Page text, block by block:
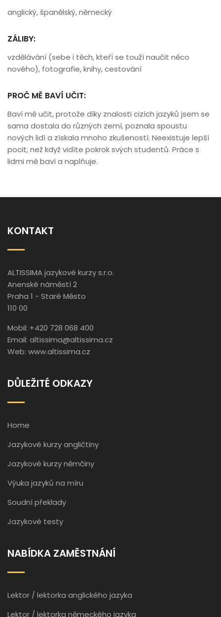
anglický, španělský, německý
ZÁLIBY:
vzdělávání (sebe i těch, kteří se touží naučit něco
nového), fotografie, knihy, cestování
PROČ MĚ BAVÍ UČIT:
Baví mě učit, protože díky znalosti cizích jazyků jsem se
sama dostala do různých zemí, poznala spoustu
nových lidí a získala mnoho zkušeností. Neexistuje lepší
pocit, než když vidíte pokrok svých studentů. Práce s
lidmi mě baví a naplňuje.
KONTAKT
ALTISSIMA jazykové kurzy s.r.o.
Anenské náměstí 2
Praha 1 - Staré Město
110 00
Mobil: +420 728 068 400
Email: altissima@altissima.cz
Web: www.altissima.cz
DŮLEŽITÉ ODKAZY
Home
Jazykové kurzy angličtiny
Jazykové kurzy němčiny
Výuka jazyků na míru
Soudní překlady
Jazykové testy
NABÍDKA ZAMĚSTNÁNÍ
Lektor / lektorka anglického jazyka
Lektor / lektorka německého jazyka